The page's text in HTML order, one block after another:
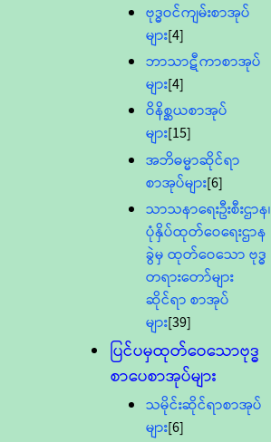
ဗုဒ္ဓဝင်ကျမ်းစာအုပ်
များ[4]
ဘာသာဋီကာစာအုပ်
များ[4]
ဝိနိစ္ဆယစာအုပ်
များ[15]
အဘိဓမ္မာဆိုင်ရာ
စာအုပ်များ[6]
သာသနာရေးဦးစီးဌာန၊
ပုံနှိပ်ထုတ်ဝေရေးဌာန
ခွဲမှ ထုတ်ဝေသော ဗုဒ္ဓ
တရားတော်များ
ဆိုင်ရာ စာအုပ်
များ[39]
ပြင်ပမှထုတ်ဝေသောဗုဒ္ဓ
စာပေစာအုပ်များ
သမိုင်းဆိုင်ရာစာအုပ်
များ[6]